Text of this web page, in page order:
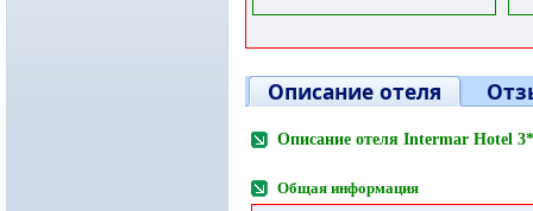
Описание отеля
Описание отеля Intermar Hotel
Общая информация